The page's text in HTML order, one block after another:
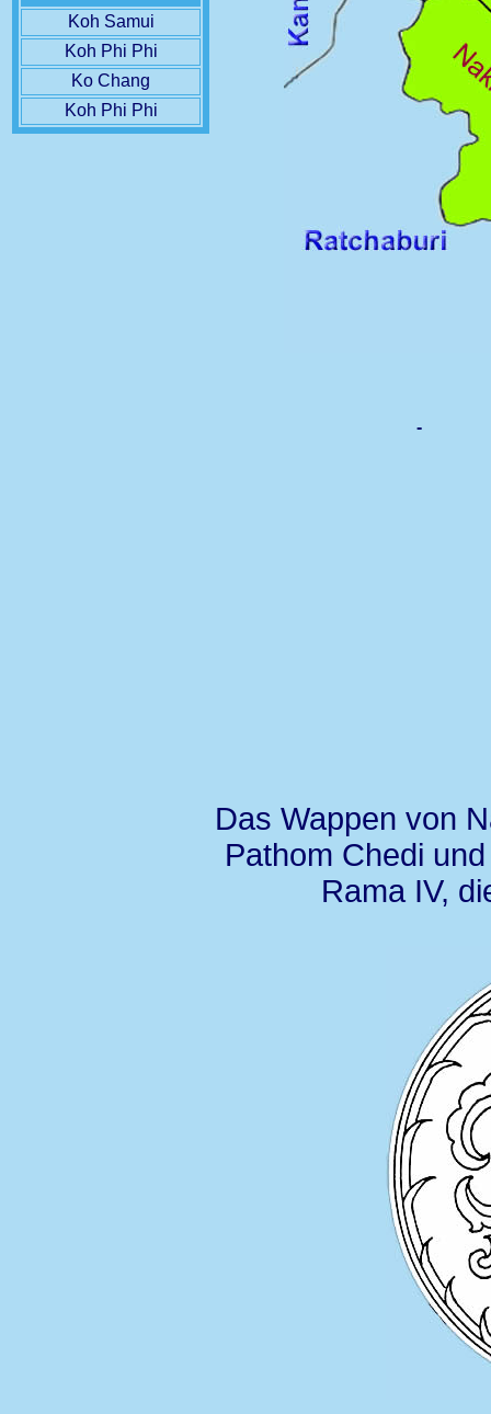
Koh Samui
Koh Phi Phi
Ko Chang
Koh Phi Phi
-
Das Wappen von
Pathom Chedi
Rama IV,